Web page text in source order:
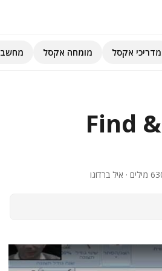
מדריכי אקסל
פיתוח אפליקציות
חיפוש
מדריכי אקסל מומחה אקסל
פונקציות Find &